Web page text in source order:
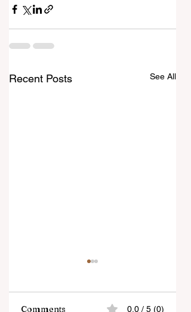
Recent Posts See All
Comments 0.0 / 5 (0)